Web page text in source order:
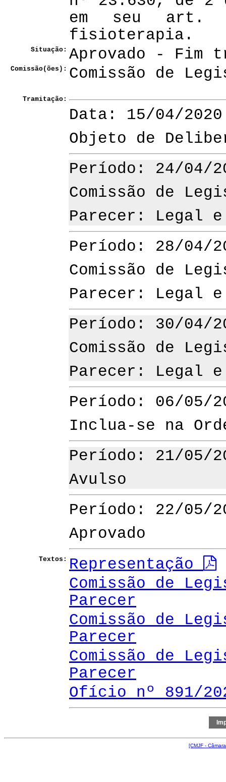
em seu art.
fisioterapia.
Situação: Aprovado - Fim
Comissão(ões): Comissão de
Tramitação:
Data: 15/04/2020
Objeto de
Período: 24/04/
Comissão de
Parecer: Legal
Período: 28/04/
Comissão de
Parecer: Legal
Período: 30/04/
Comissão de
Parecer: Legal
Período: 06/05/
Inclua-se na
Período: 21/05/
Avulso
Período: 22/05/
Aprovado
Textos: Representação
Comissão de
Parecer
Comissão de
Parecer
Comissão de
Parecer
Ofício nº 891/
[CMJF -